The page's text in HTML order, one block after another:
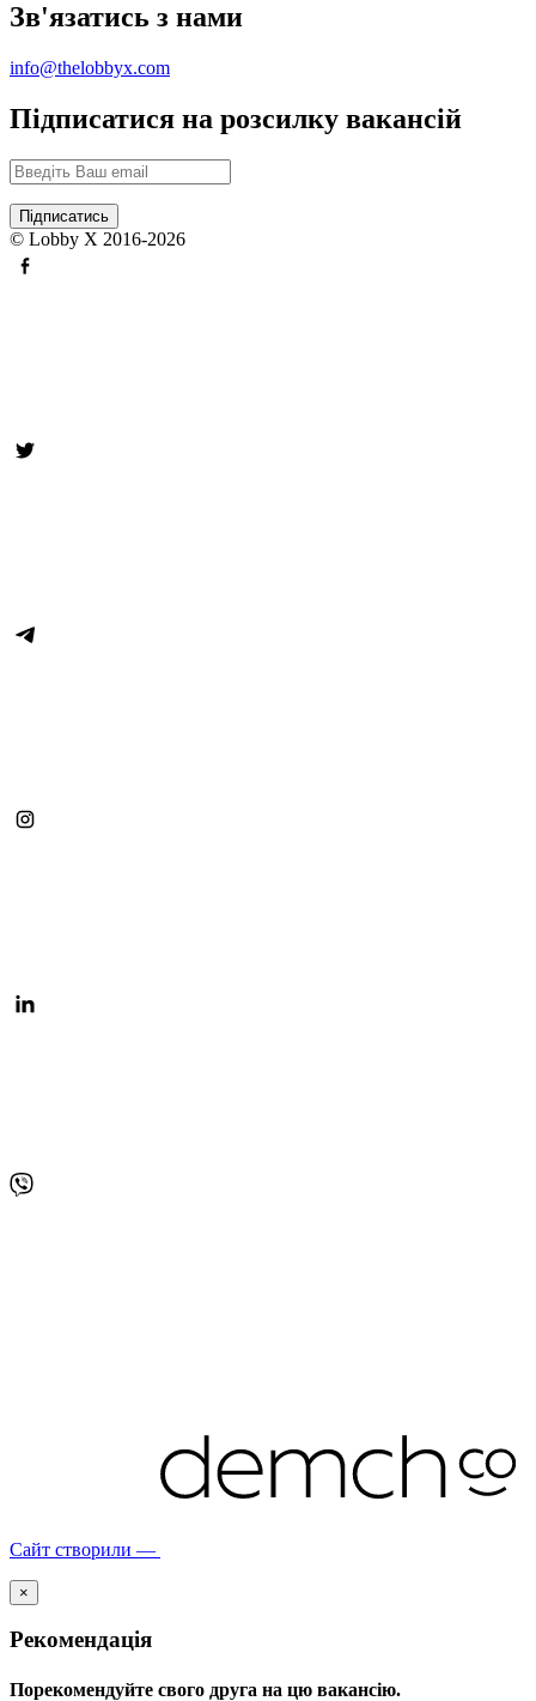
Зв'язатись з нами
info@thelobbyx.com
Підписатися на розсилку вакансій
© Lobby X 2016-2026
Сайт створили —
×
Рекомендація
Порекомендуйте свого друга на цю вакансію.